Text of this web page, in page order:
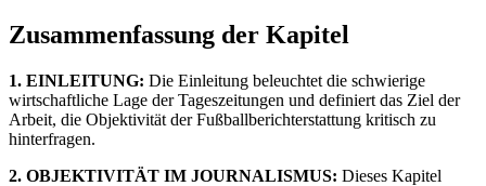
Zusammenfassung der Kapitel
1. EINLEITUNG: Die Einleitung beleuchtet die schwierige
wirtschaftliche Lage der Tageszeitungen und definiert das Ziel der
Arbeit, die Objektivität der Fußballberichterstattung kritisch zu
hinterfragen.
2. OBJEKTIVITÄT IM JOURNALISMUS: Dieses Kapitel